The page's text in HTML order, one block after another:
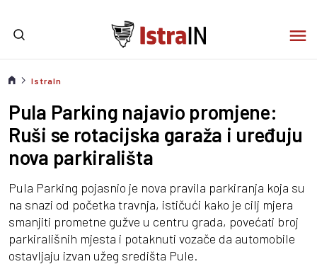
IstraIn
Pula Parking najavio promjene:
Ruši se rotacijska garaža i uređuju
nova parkirališta
Pula Parking pojasnio je nova pravila parkiranja koja su
na snazi od početka travnja, ističući kako je cilj mjera
smanjiti prometne gužve u centru grada, povećati broj
parkirališnih mjesta i potaknuti vozače da automobile
ostavljaju izvan užeg središta Pule.